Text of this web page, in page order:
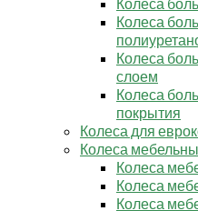
Колеса
Колеса
слоем
Колеса
покрытия
Колеса для
Колеса
Колеса
Колеса
Колеса